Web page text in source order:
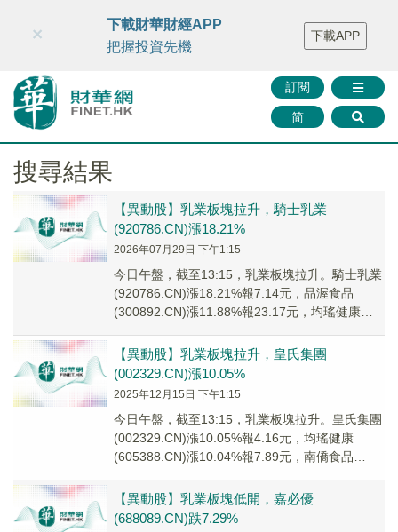
財華智庫網 FINTV FINMETA 財華證券 媒體矩陣
智庫沙龍
聯絡我們
訂閱
简
×
下載財華財經APP
把握投資先機
下載APP
搜尋結果
【異動股】乳業板塊拉升，騎士乳業
(920786.CN)漲18.21%
2026年07月29日 下午1:15
今日午盤，截至13:15，乳業板塊拉升。騎士乳業
(920786.CN)漲18.21%報7.14元，品渥食品
(300892.CN)漲11.88%報23.17元，均瑤健康
【異動股】乳業板塊拉升，皇氏集團
(002329.CN)漲10.05%
2025年12月15日 下午1:15
今日午盤，截至13:15，乳業板塊拉升。皇氏集團
(002329.CN)漲10.05%報4.16元，均瑤健康
(605388.CN)漲10.04%報7.89元，南僑食品
【異動股】乳業板塊低開，嘉必優
(688089.CN)跌7.29%